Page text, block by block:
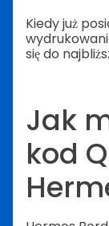
Kiedy już
się do
Jak
kod